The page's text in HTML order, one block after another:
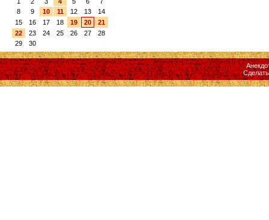
8
9 10 11 12 13
14
15
16 17 18 19 20
21
22
23 24 25 26 27
28
29
30